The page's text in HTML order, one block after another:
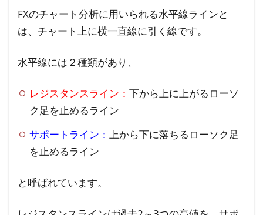
き
の
2.1
ント
リー
ミン
目安
FXのチャート分析に用いられる水平線ラインと
は、チャート上に横一直線に引く線です。
水平線には２種類があり、
レジスタンスライン：下から上に上がるローソ
ク足を止めるライン
サポートライン：上から下に落ちるローソク足
を止めるライン
と呼ばれています。